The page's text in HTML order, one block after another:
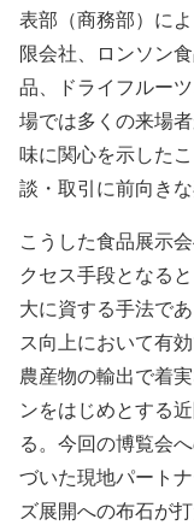
表部（商務部）に
限会社、ロンソン
品、ドライフルー
場では多くの来場
味に関心を示した
談・取引に前向きな
こうした食品展示
クセス手段となる
大に資する手法で
ス向上において有
農産物の輸出で着
ンをはじめとする
る。今回の博覧会
づいた現地パート
ズ展開への布石が